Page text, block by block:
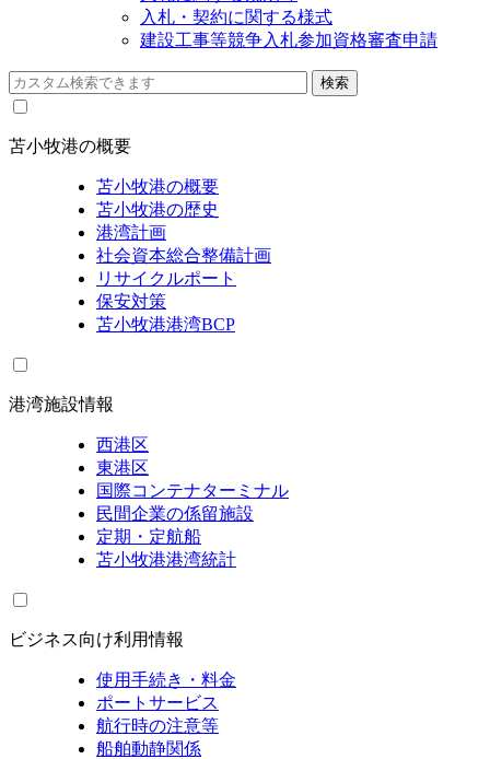
入札・契約に関する様式
建設工事等競争入札参加資格審査申請
苫小牧港の概要
苫小牧港の概要
苫小牧港の歴史
港湾計画
社会資本総合整備計画
リサイクルポート
保安対策
苫小牧港港湾BCP
港湾施設情報
西港区
東港区
国際コンテナターミナル
民間企業の係留施設
定期・定航船
苫小牧港港湾統計
ビジネス向け利用情報
使用手続き・料金
ポートサービス
航行時の注意等
船舶動静関係